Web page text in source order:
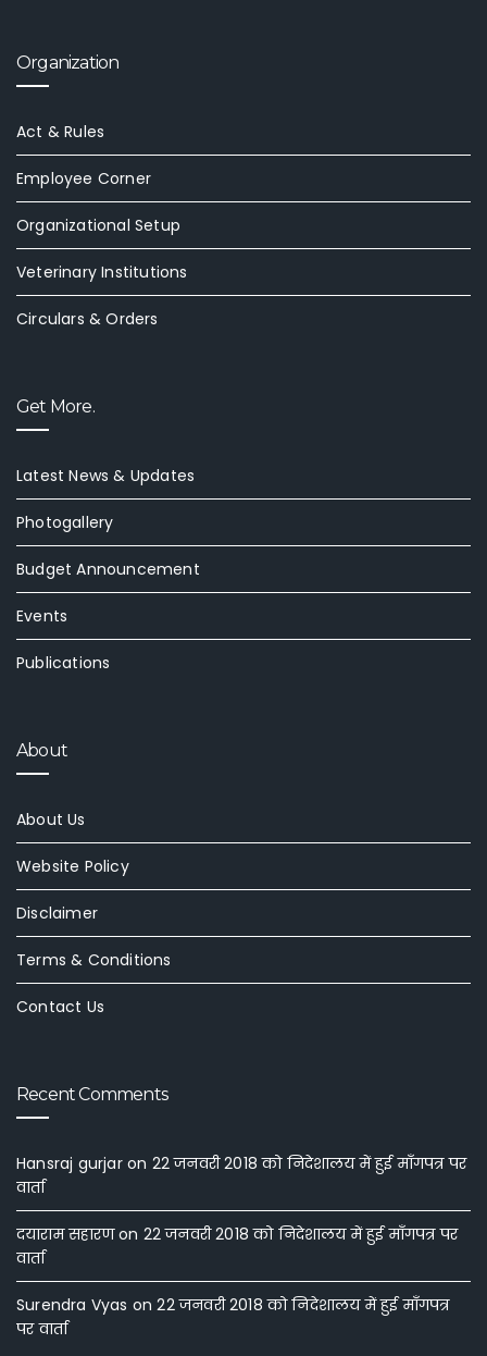
Organization
Act & Rules
Employee Corner
Organizational Setup
Veterinary Institutions
Circulars & Orders
Get More.
Latest News & Updates
Photogallery
Budget Announcement
Events
Publications
About
About Us
Website Policy
Disclaimer
Terms & Conditions
Contact Us
Recent Comments
Hansraj gurjaron 22 जनवरी 2018 को निदेशालय में हुई माँगपत्र पर
वार्ता
दयाराम सहारणon 22 जनवरी 2018 को निदेशालय में हुई माँगपत्र पर
वार्ता
Surendra Vyas on22 जनवरी 2018 को निदेशालय में हुई माँगपत्र
पर वार्ता